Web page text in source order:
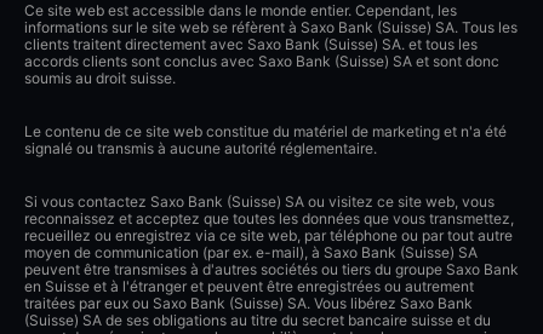
Ce site web est accessible dans le monde entier. Cependant, les
informations sur le site web se réfèrent à Saxo Bank (Suisse) SA. Tous les
clients traitent directement avec Saxo Bank (Suisse) SA. et tous les
accords clients sont conclus avec Saxo Bank (Suisse) SA et sont donc
soumis au droit suisse.
Le contenu de ce site web constitue du matériel de marketing et n'a été
signalé ou transmis à aucune autorité réglementaire.
Si vous contactez Saxo Bank (Suisse) SA ou visitez ce site web, vous
reconnaissez et acceptez que toutes les données que vous transmettez,
recueillez ou enregistrez via ce site web, par téléphone ou par tout autre
moyen de communication (par ex. e-mail), à Saxo Bank (Suisse) SA
peuvent être transmises à d'autres sociétés ou tiers du groupe Saxo Bank
en Suisse et à l'étranger et peuvent être enregistrées ou autrement
traitées par eux ou Saxo Bank (Suisse) SA. Vous libérez Saxo Bank
(Suisse) SA de ses obligations au titre du secret bancaire suisse et du